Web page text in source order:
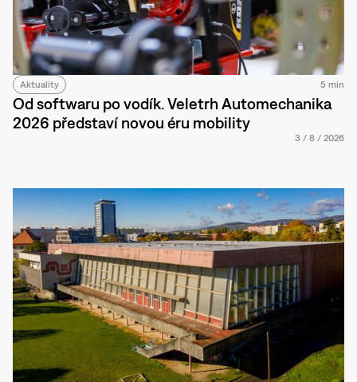
Aktuality 5 min
Od softwaru po vodík. Veletrh Automechanika
2026 představí novou éru mobility
3 / 8 / 2026